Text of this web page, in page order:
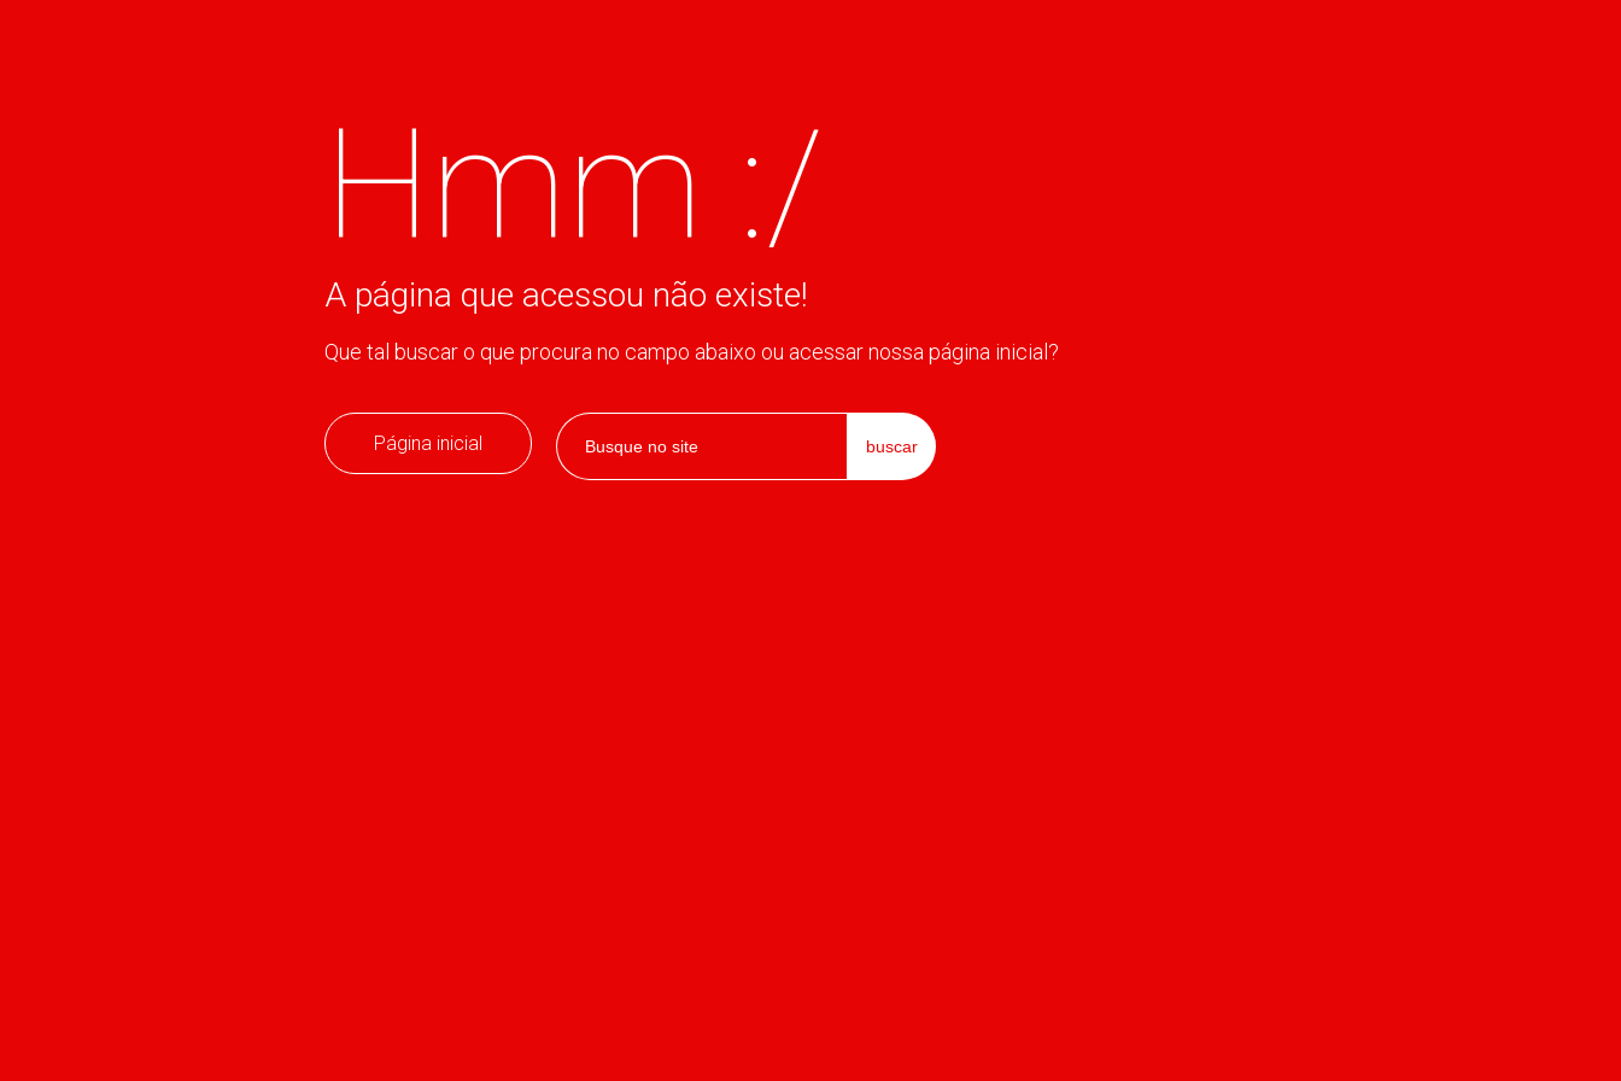
Hmm :/
A página que acessou não existe!
Que tal buscar o que procura no campo abaixo ou acessar nossa página inicial?
Página inicial